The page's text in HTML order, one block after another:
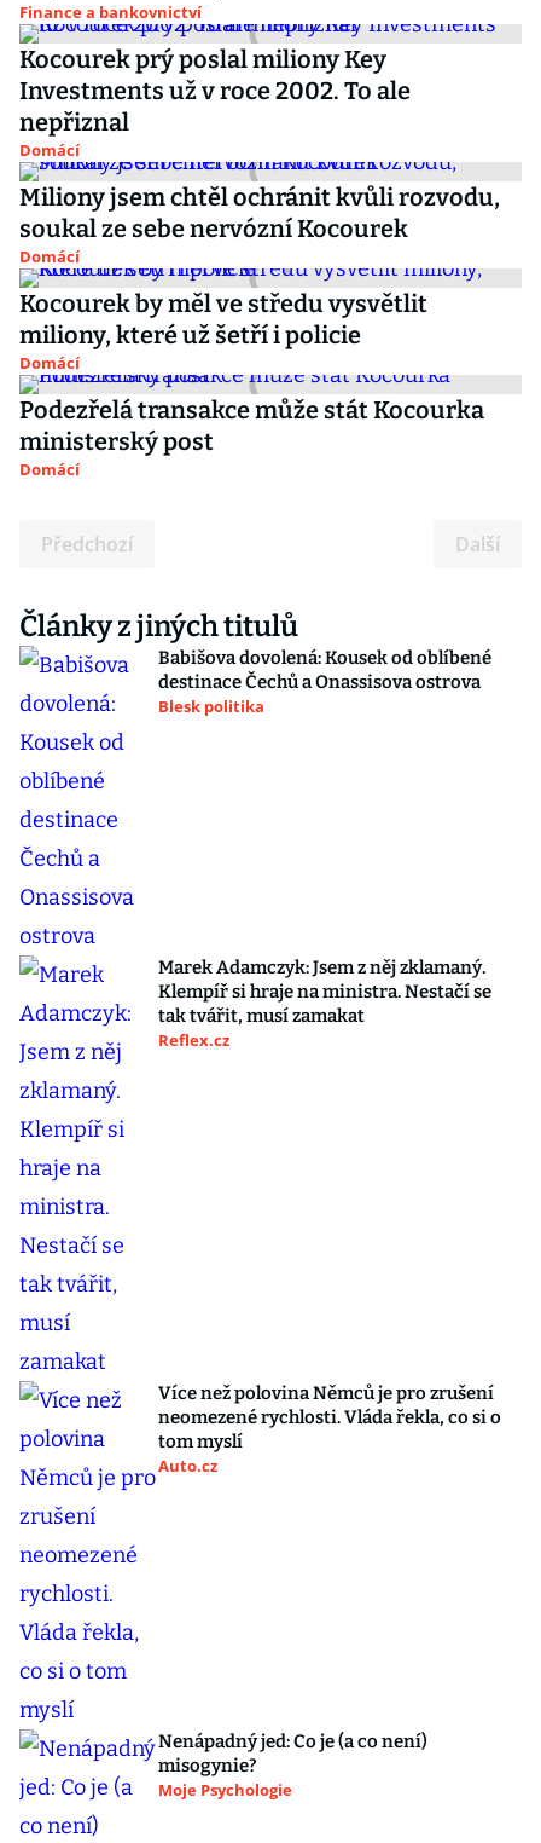
Finance a bankovnictví
Kocourek prý poslal miliony Key
Investments už v roce 2002. To ale
nepřiznal
Domácí
Miliony jsem chtěl ochránit kvůli rozvodu,
soukal ze sebe nervózní Kocourek
Domácí
Kocourek by měl ve středu vysvětlit
miliony, které už šetří i policie
Domácí
Podezřelá transakce může stát Kocourka
ministerský post
Domácí
Předchozí Další
Články z jiných titulů
Babišova dovolená: Kousek od oblíbené
destinace Čechů a Onassisova ostrova
Blesk politika
Marek Adamczyk: Jsem z něj zklamaný.
Klempíř si hraje na ministra. Nestačí se
tak tvářit, musí zamakat
Reflex.cz
Více než polovina Němců je pro zrušení
neomezené rychlosti. Vláda řekla, co si o
tom myslí
Auto.cz
Nenápadný jed: Co je (a co není)
misogynie?
Moje Psychologie